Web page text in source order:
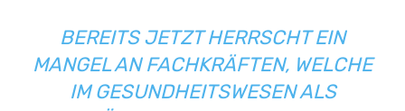
BEREITS JETZT HERRSCHT EIN
MANGEL AN FACHKRÄFTEN, WELCHE
IM GESUNDHEITSWESEN ALS